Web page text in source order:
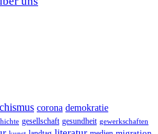
corona demokratie
gesellschaft gesundheit gewerkschaften